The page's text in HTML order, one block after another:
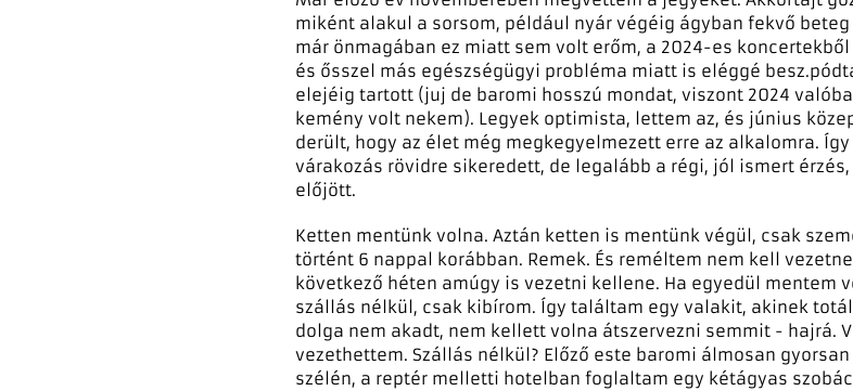
miként alakul a sorsom, például nyár végéig ágyban fekvő
már önmagában ez miatt sem volt erőm, a 2024-es
és ősszel más egészségügyi probléma miatt is eléggé
elejéig tartott (juj de baromi hosszú mondat, viszont 2024
kemény volt nekem). Legyek optimista, lettem az, és június
derült, hogy az élet még megkegyelmezett erre az alkalomra.
várakozás rövidre sikeredett, de legalább a régi, jól ismert
előjött.
Ketten mentünk volna. Aztán ketten is mentünk végül, csak
történt 6 nappal korábban. Remek. És reméltem nem kell
következő héten amúgy is vezetni kellene. Ha egyedül mentem
szállás nélkül, csak kibírom. Így találtam egy valakit, akinek
dolga nem akadt, nem kellett volna átszervezni semmit - hajrá.
vezethettem. Szállás nélkül? Előző este baromi álmosan gyorsan
szélén, a reptér melletti hotelban foglaltam egy kétágyas